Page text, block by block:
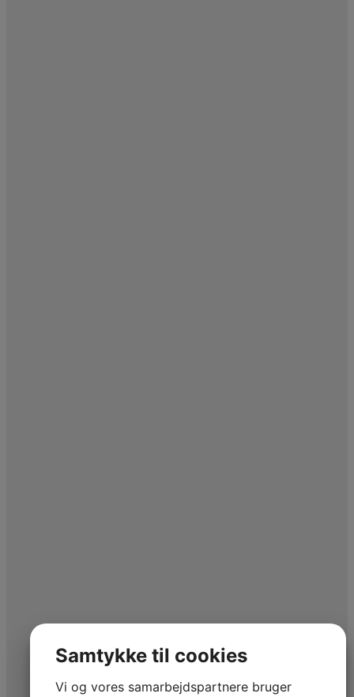
Samtykke til cookies
Vi og vores samarbejdspartnere bruger